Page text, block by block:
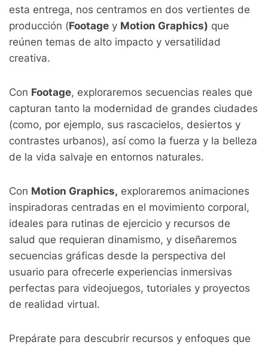
esta entrega, nos centramos en dos vertientes de
producción (Footage y Motion Graphics) que
reúnen temas de alto impacto y versatilidad
creativa.
Con Footage, exploraremos secuencias reales que
capturan tanto la modernidad de grandes ciudades
(como, por ejemplo, sus rascacielos, desiertos y
contrastes urbanos), así como la fuerza y la belleza
de la vida salvaje en entornos naturales.
Con Motion Graphics, exploraremos animaciones
inspiradoras centradas en el movimiento corporal,
ideales para rutinas de ejercicio y recursos de
salud que requieran dinamismo, y diseñaremos
secuencias gráficas desde la perspectiva del
usuario para ofrecerle experiencias inmersivas
perfectas para videojuegos, tutoriales y proyectos
de realidad virtual.
Prepárate para descubrir recursos y enfoques que